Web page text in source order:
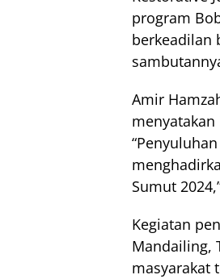
program
berkeadilan
Amir
Sumut
Kegiatan
Mandailing,
masyarakat